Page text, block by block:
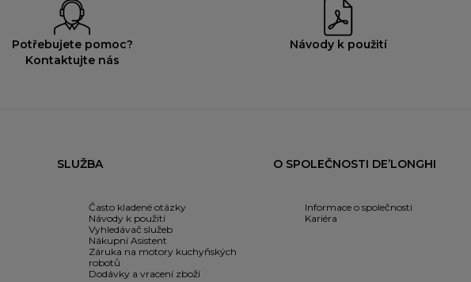
Potřebujete pomoc?
Kontaktujte nás
Návody k použití
SLUŽBA
Často kladené otázky
Návody k použití
Vyhledávač služeb
Nákupní Asistent
Záruka na motory kuchyňských
robotů
Dodávky a vracení zboží
O SPOLEČNOSTI DE’LONGHI
Informace o společnosti
Kariéra